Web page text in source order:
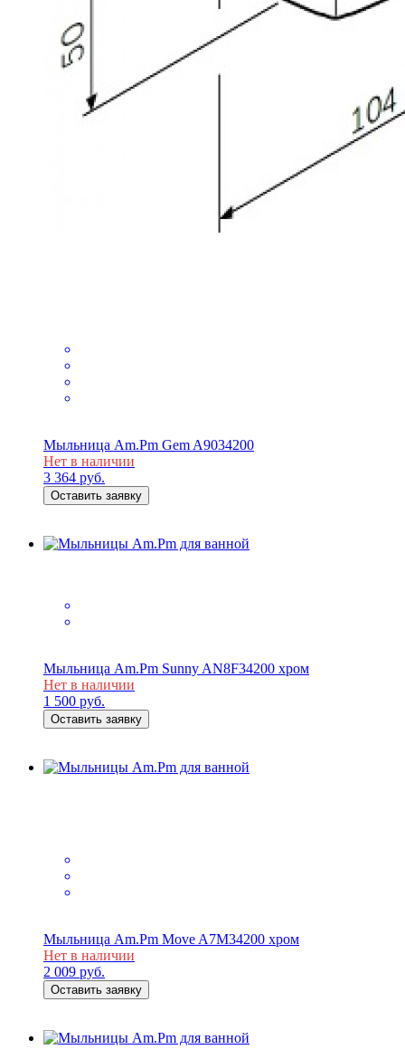
Мыльница Am.Pm Gem A9034200
Нет в наличии
3 364 руб.
Оставить заявку
Мыльница Am.Pm Sunny AN8F34200 хром
Нет в наличии
1 500 руб.
Оставить заявку
Мыльница Am.Pm Move A7M34200 хром
Нет в наличии
2 009 руб.
Оставить заявку